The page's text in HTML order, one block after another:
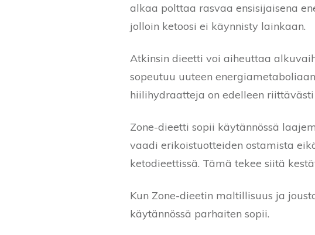
alkaa polttaa rasvaa ensisijaisena
jolloin ketoosi ei käynnisty lainkaan.
Atkinsin dieetti voi aiheuttaa
sopeutuu uuteen
hiilihydraatteja on edelleen
Zone-dieetti sopii käytännössä
vaadi erikoistuotteiden ostamista
ketodieettissä. Tämä tekee siitä
Kun Zone-dieetin maltillisuus ja
käytännössä parhaiten sopii.